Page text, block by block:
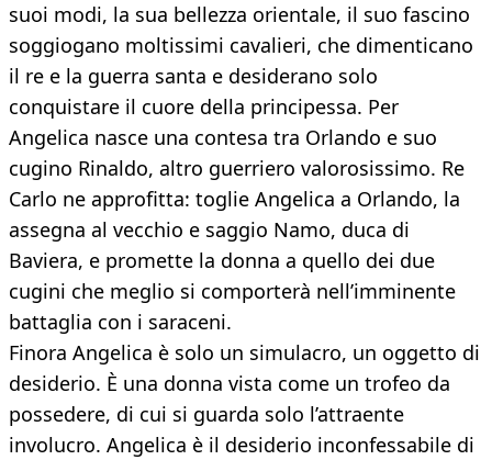
suoi modi, la sua bellezza orientale, il suo fascino
soggiogano moltissimi cavalieri, che dimenticano
il re e la guerra santa e desiderano solo
conquistare il cuore della principessa. Per
Angelica nasce una contesa tra Orlando e suo
cugino Rinaldo, altro guerriero valorosissimo. Re
Carlo ne approfitta: toglie Angelica a Orlando, la
assegna al vecchio e saggio Namo, duca di
Baviera, e promette la donna a quello dei due
cugini che meglio si comporterà nell’imminente
battaglia con i saraceni.
Finora Angelica è solo un simulacro, un oggetto di
desiderio. È una donna vista come un trofeo da
possedere, di cui si guarda solo l’attraente
involucro. Angelica è il desiderio inconfessabile di